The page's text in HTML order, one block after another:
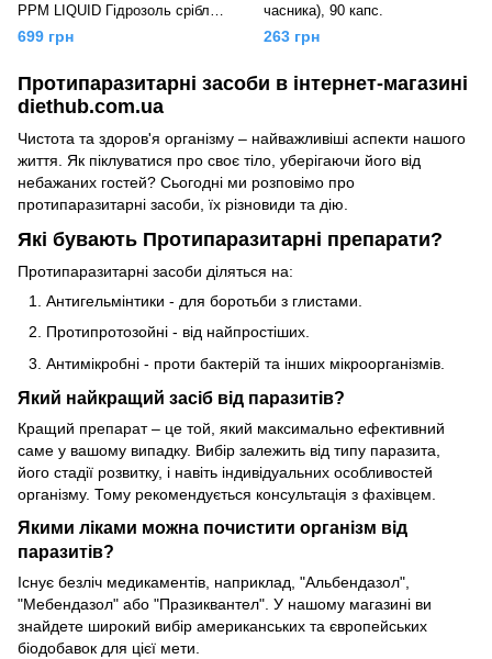
PPM LIQUID Гідрозоль срібла
(колоїдне срібло), 237 мл
699 грн
часника), 90 капс.
263 грн
Протипаразитарні засоби в інтернет-магазині
diethub.com.ua
Чистота та здоров'я організму – найважливіші аспекти нашого
життя. Як піклуватися про своє тіло, уберігаючи його від
небажаних гостей? Сьогодні ми розповімо про
протипаразитарні засоби, їх різновиди та дію.
Які бувають Протипаразитарні препарати?
Протипаразитарні засоби діляться на:
Антигельмінтики - для боротьби з глистами.
Протипротозойні - від найпростіших.
Антимікробні - проти бактерій та інших мікроорганізмів.
Який найкращий засіб від паразитів?
Кращий препарат – це той, який максимально ефективний
саме у вашому випадку. Вибір залежить від типу паразита,
його стадії розвитку, і навіть індивідуальних особливостей
організму. Тому рекомендується консультація з фахівцем.
Якими ліками можна почистити організм від
паразитів?
Існує безліч медикаментів, наприклад, "Альбендазол",
"Мебендазол" або "Празиквантел". У нашому магазині ви
знайдете широкий вибір американських та європейських
біодобавок для цієї мети.